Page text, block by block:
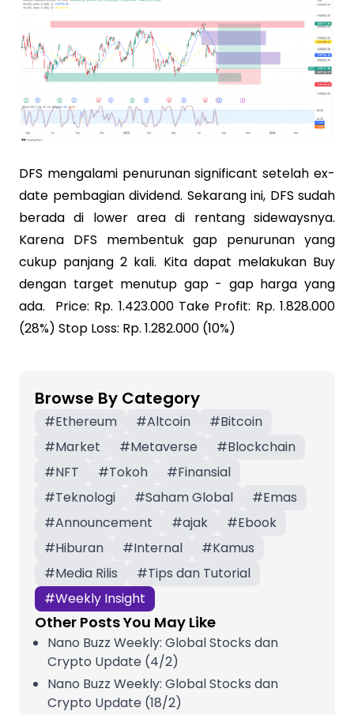
DFS mengalami penurunan significant setelah ex-
date pembagian dividend. Sekarang ini, DFS sudah
berada di lower area di rentang sidewaysnya.
Karena DFS membentuk gap penurunan yang
cukup panjang 2 kali. Kita dapat melakukan Buy
dengan target menutup gap - gap harga yang
ada. Price: Rp. 1.423.000 Take Profit: Rp. 1.828.000
(28%) Stop Loss: Rp. 1.282.000 (10%)
Browse By Category
#Ethereum #Altcoin #Bitcoin
#Market #Metaverse #Blockchain
#NFT #Tokoh #Finansial
#Teknologi #Saham Global #Emas
#Announcement #ajak #Ebook
#Hiburan #Internal #Kamus
#Media Rilis #Tips dan Tutorial
#Weekly Insight
Other Posts You May Like
Nano Buzz Weekly: Global Stocks dan
Crypto Update (4/2)
Nano Buzz Weekly: Global Stocks dan
Crypto Update (18/2)